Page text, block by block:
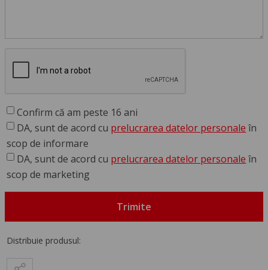
Confirm că am peste 16 ani
DA, sunt de acord cu prelucrarea datelor personale în
scop de informare
DA, sunt de acord cu prelucrarea datelor personale în
scop de marketing
Trimite
Distribuie produsul: